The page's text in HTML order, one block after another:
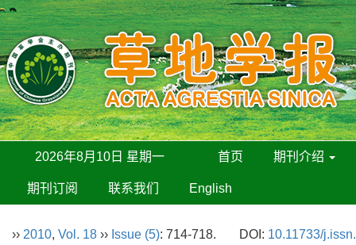
2026年8月10日 星期一 首页 期刊介绍
期刊订阅 联系我们 English
›› 2010, Vol. 18 ›› Issue (5): 714-718. DOI: 10.11733/